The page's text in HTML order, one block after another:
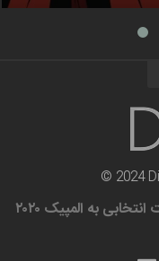
© 2024
بسکتبال ایران پس از مسابقات انتخابی به المپیک ۲۰۲۰